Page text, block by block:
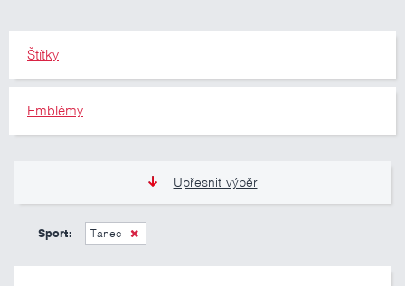
Štítky
Emblémy
Upřesnit výběr
0 Kč
Sport: Tanec